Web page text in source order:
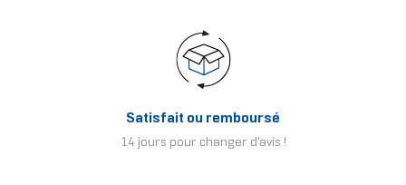
Satisfait ou remboursé
14 jours pour changer d'avis !